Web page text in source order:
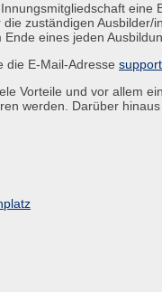
zuständigen
eines jeden
die E-Mail-Adresse
Vorteile und vor
werden. Darüber